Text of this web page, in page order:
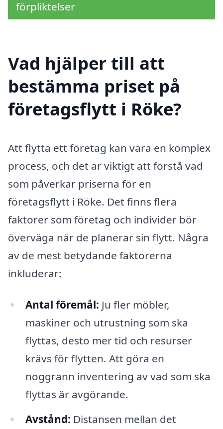
förpliktelser
Vad hjälper till att
bestämma priset på
företagsflytt i Röke?
Att flytta ett företag kan vara en komplex
process, och det är viktigt att förstå vad
som påverkar priserna för en
företagsflytt i Röke. Det finns flera
faktorer som företag och individer bör
överväga när de planerar sin flytt. Några
av de mest betydande faktorerna
inkluderar:
Antal föremål: Ju fler möbler,
maskiner och utrustning som ska
flyttas, desto mer tid och resurser
krävs för flytten. Att göra en
noggrann inventering av vad som ska
flyttas är avgörande.
Avstånd: Distansen mellan det